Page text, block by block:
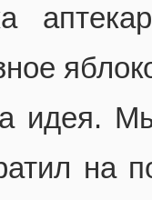
идея.
на